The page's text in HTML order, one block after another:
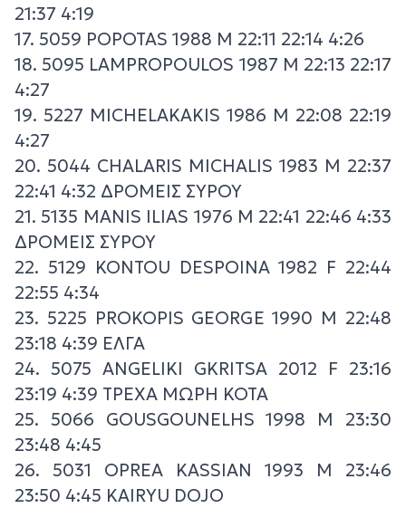
21:37 4:19
17. 5059 POPOTAS 1988 M 22:11 22:14 4:26
18. 5095 LAMPROPOULOS 1987 M 22:13 22:17
4:27
19. 5227 MICHELAKAKIS 1986 M 22:08 22:19
4:27
20. 5044 CHALARIS MICHALIS 1983 M 22:37
22:41 4:32 ΔΡΟΜΕΙΣ ΣΥΡΟΥ
21. 5135 MANIS ILIAS 1976 M 22:41 22:46 4:33
ΔΡΟΜΕΙΣ ΣΥΡΟΥ
22. 5129 KONTOU DESPOINA 1982 F 22:44
22:55 4:34
23. 5225 PROKOPIS GEORGE 1990 M 22:48
23:18 4:39 ΕΛΓΑ
24. 5075 ANGELIKI GKRITSA 2012 F 23:16
23:19 4:39 ΤΡΕΧΑ ΜΩΡΗ ΚΟΤΑ
25. 5066 GOUSGOUNELHS 1998 M 23:30
23:48 4:45
26. 5031 OPREA KASSIAN 1993 M 23:46
23:50 4:45 KAIRYU DOJO